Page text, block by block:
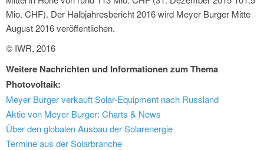
Mio. CHF). Der Halbjahresbericht 2016 wird Meyer Burger Mitte
August 2016 veröffentlichen.
© IWR, 2016
Weitere Nachrichten und Informationen zum Thema
Photovoltaik:
Meyer Burger verkauft Solar-Equipment nach Russland
Aktie von Meyer Burger: Charts & News
Über den globalen Ausbau der Solarenergie
Termine aus der Solarbranche